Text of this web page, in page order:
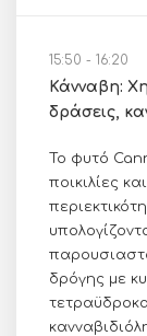
15:50 - 16:20
Κάνναβη:
δράσεις,
Το φυτό
ποικιλίες
δρόγης με